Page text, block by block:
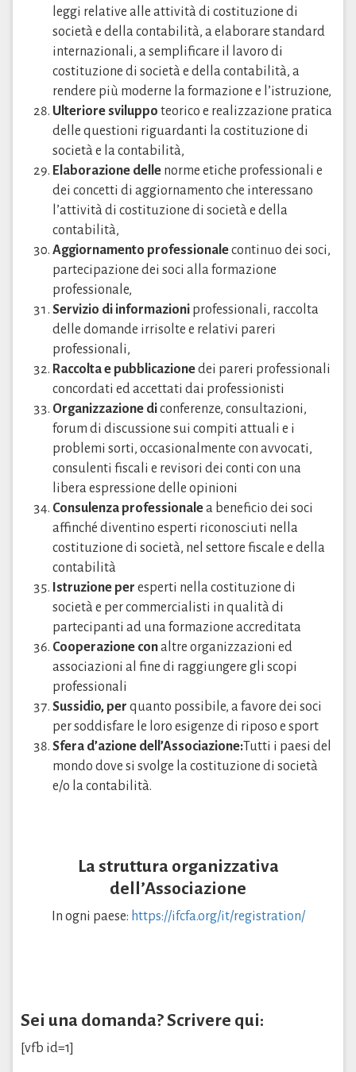
leggi relative alle attività di costituzione di
società e della contabilità, a elaborare standard
internazionali, a semplificare il lavoro di
costituzione di società e della contabilità, a
rendere più moderne la formazione e l’istruzione,
Ulteriore sviluppo teorico e realizzazione pratica
delle questioni riguardanti la costituzione di
società e la contabilità,
Elaborazione delle norme etiche professionali e
dei concetti di aggiornamento che interessano
l’attività di costituzione di società e della
contabilità,
Aggiornamento professionalecontinuo dei soci,
partecipazione dei soci alla formazione
professionale,
Servizio di informazioni professionali, raccolta
delle domande irrisolte e relativi pareri
professionali,
Raccolta e pubblicazionedei pareri professionali
concordati ed accettati dai professionisti
Organizzazione diconferenze, consultazioni,
forum di discussione sui compiti attuali e i
problemi sorti, occasionalmente con avvocati,
consulenti fiscali e revisori dei conti con una
libera espressione delle opinioni
Consulenza professionalea beneficio dei soci
affinché diventino esperti riconosciuti nella
costituzione di società, nel settore fiscale e della
contabilità
Istruzione per esperti nella costituzione di
società e per commercialisti in qualità di
partecipanti ad una formazione accreditata
Cooperazione conaltre organizzazioni ed
associazioni al fine di raggiungere gli scopi
professionali
Sussidio, per quanto possibile, a favore dei soci
per soddisfare le loro esigenze di riposo e sport
Sfera d’azione dell’Associazione:Tutti i paesi del
mondo dove si svolge la costituzione di società
e/o la contabilità.
La struttura organizzativa
dell’Associazione
In ogni paese: https://ifcfa.org/it/registration/
Sei una domanda? Scrivere qui:
[vfb id=1]